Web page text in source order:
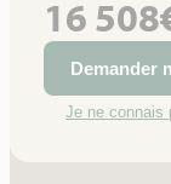
16
Demander
Je ne connais